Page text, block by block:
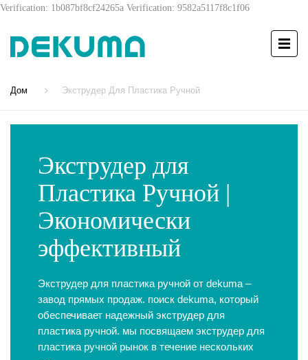
Verification: 1b087bf8cf24265a Verification: 9582a5117f8c1f06
Дом Экструдер Для Пластика Ручной
Экструдер для
Пластика Ручной |
Экономически
эффективный
Экструдер для пластика ручной от dekuma –
завод прямых продаж. поиск dekuma, который
обеспечивает надежный экструдер для
пластика ручной. мы посвящаем экструдер для
пластика ручной рынок в течение нескольких